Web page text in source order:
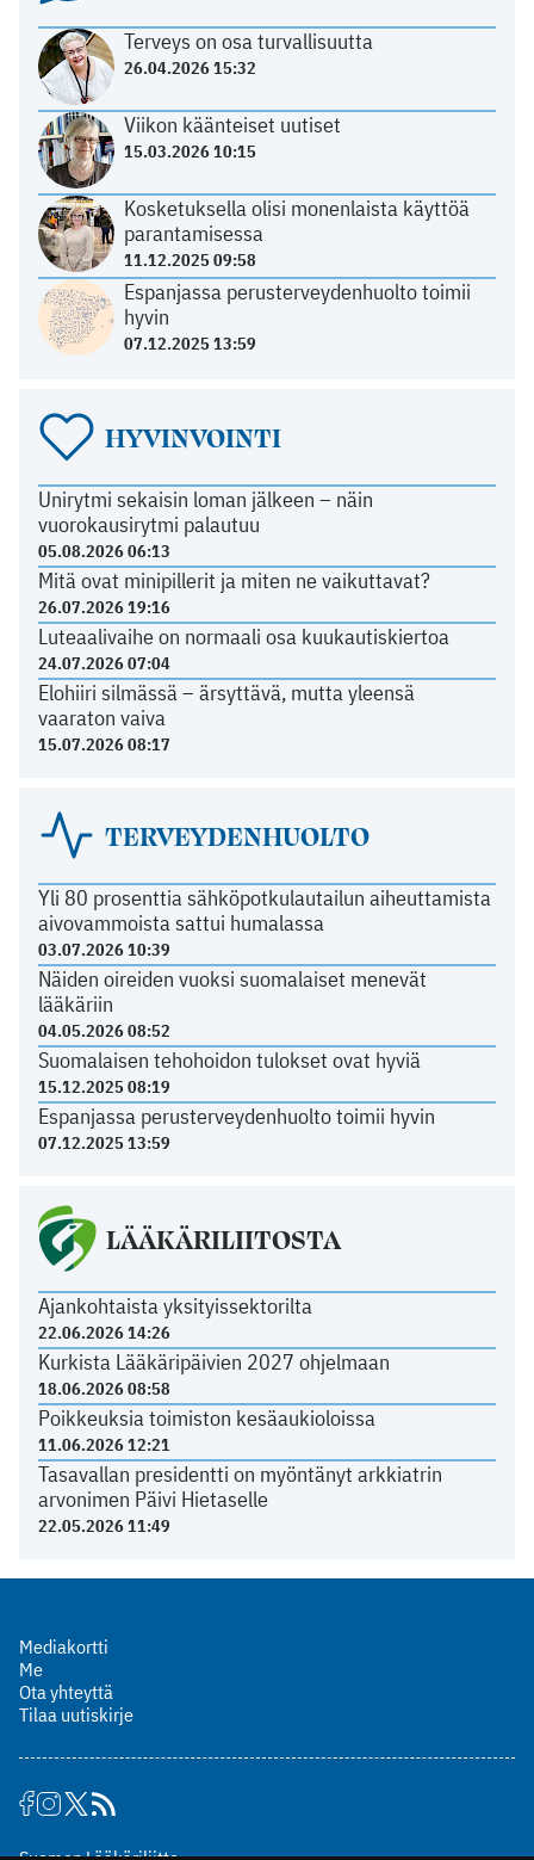
Terveys on osa turvallisuutta
26.04.2026 15:32
Viikon käänteiset uutiset
15.03.2026 10:15
Kosketuksella olisi monenlaista käyttöä
parantamisessa
11.12.2025 09:58
Espanjassa perusterveydenhuolto toimii
hyvin
07.12.2025 13:59
HYVINVOINTI
Unirytmi sekaisin loman jälkeen – näin
vuorokausirytmi palautuu
05.08.2026 06:13
Mitä ovat minipillerit ja miten ne vaikuttavat?
26.07.2026 19:16
Luteaalivaihe on normaali osa kuukautiskiertoa
24.07.2026 07:04
Elohiiri silmässä – ärsyttävä, mutta yleensä
vaaraton vaiva
15.07.2026 08:17
TERVEYDENHUOLTO
Yli 80 prosenttia sähköpotkulautailun aiheuttamista
aivovammoista sattui humalassa
03.07.2026 10:39
Näiden oireiden vuoksi suomalaiset menevät
lääkäriin
04.05.2026 08:52
Suomalaisen tehohoidon tulokset ovat hyviä
15.12.2025 08:19
Espanjassa perusterveydenhuolto toimii hyvin
07.12.2025 13:59
LÄÄKÄRILIITOSTA
Ajankohtaista yksityissektorilta
22.06.2026 14:26
Kurkista Lääkäripäivien 2027 ohjelmaan
18.06.2026 08:58
Poikkeuksia toimiston kesäaukioloissa
11.06.2026 12:21
Tasavallan presidentti on myöntänyt arkkiatrin
arvonimen Päivi Hietaselle
22.05.2026 11:49
Mediakortti
Me
Ota yhteyttä
Tilaa uutiskirje